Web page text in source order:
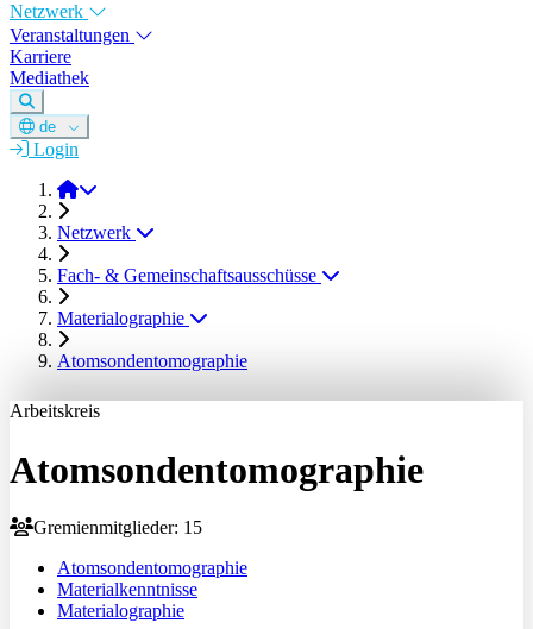
Netzwerk
Veranstaltungen
Karriere
Mediathek
de
Login
DGM e.V.
Netzwerk
Fach- & Gemeinschaftsausschüsse
Materialographie
Atomsondentomographie
Arbeitskreis
Atomsondentomographie
Gremienmitglieder: 15
Atomsondentomographie
Materialkenntnisse
Materialographie